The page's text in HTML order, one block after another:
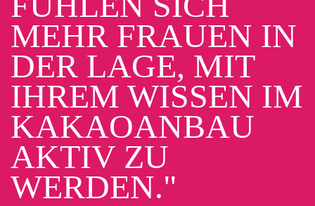
MEHR FRAUEN IN
DER LAGE, MIT
IHREM WISSEN IM
KAKAOANBAU
AKTIV ZU
WERDEN."